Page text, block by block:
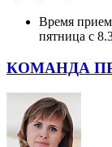
Время
пятница с
КОМАНДА